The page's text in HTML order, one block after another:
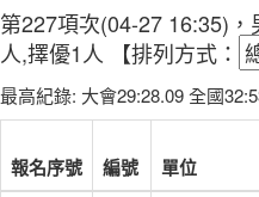
第227項次(04-27 16:35)
人,擇優1人
【排列方式：
最高紀錄: 大會29:28.09 全國
報名序號 編號 單位